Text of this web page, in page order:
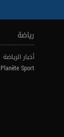
رياضة
أخبار الرياضة
Planète Sport